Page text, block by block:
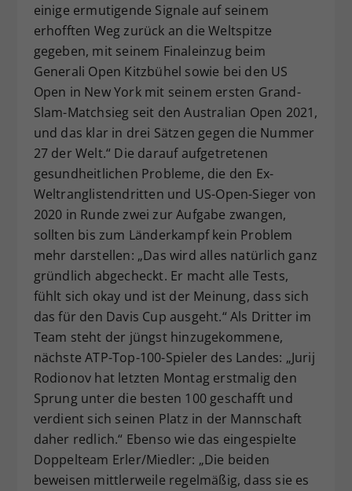
einige ermutigende Signale auf seinem
erhofften Weg zurück an die Weltspitze
gegeben, mit seinem Finaleinzug beim
Generali Open Kitzbühel sowie bei den US
Open in New York mit seinem ersten Grand-
Slam-Matchsieg seit den Australian Open 2021,
und das klar in drei Sätzen gegen die Nummer
27 der Welt.“ Die darauf aufgetretenen
gesundheitlichen Probleme, die den Ex-
Weltranglistendritten und US-Open-Sieger von
2020 in Runde zwei zur Aufgabe zwangen,
sollten bis zum Länderkampf kein Problem
mehr darstellen: „Das wird alles natürlich ganz
gründlich abgecheckt. Er macht alle Tests,
fühlt sich okay und ist der Meinung, dass sich
das für den Davis Cup ausgeht.“ Als Dritter im
Team steht der jüngst hinzugekommene,
nächste ATP-Top-100-Spieler des Landes: „Jurij
Rodionov hat letzten Montag erstmalig den
Sprung unter die besten 100 geschafft und
verdient sich seinen Platz in der Mannschaft
daher redlich.“ Ebenso wie das eingespielte
Doppelteam Erler/Miedler: „Die beiden
beweisen mittlerweile regelmäßig, dass sie es